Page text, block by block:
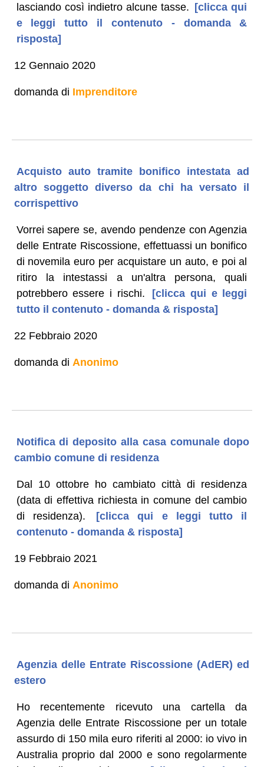
lasciando così indietro alcune tasse. [clicca qui
e leggi tutto il contenuto - domanda &
risposta]
12 Gennaio 2020
domanda di Imprenditore
Acquisto auto tramite bonifico intestata ad
altro soggetto diverso da chi ha versato il
corrispettivo
Vorrei sapere se, avendo pendenze con Agenzia
delle Entrate Riscossione, effettuassi un bonifico
di novemila euro per acquistare un auto, e poi al
ritiro la intestassi a un'altra persona, quali
potrebbero essere i rischi.
[clicca qui e leggi
tutto il contenuto - domanda & risposta]
22 Febbraio 2020
domanda di Anonimo
Notifica di deposito alla casa comunale dopo
cambio comune di residenza
Dal 10 ottobre ho cambiato città di residenza
(data di effettiva richiesta in comune del cambio
di residenza).
[clicca qui e leggi tutto il
contenuto - domanda & risposta]
19 Febbraio 2021
domanda di Anonimo
Agenzia delle Entrate Riscossione (AdER) ed
estero
Ho recentemente ricevuto una cartella da
Agenzia delle Entrate Riscossione per un totale
assurdo di 150 mila euro riferiti al 2000: io vivo in
Australia proprio dal 2000 e sono regolarmente